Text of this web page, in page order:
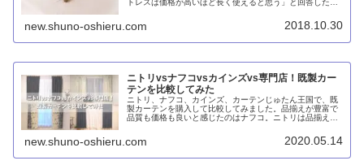
トレスは価格が高いほど長く使えると思う」と回答した人
new.shuno-oshieru.com 2018.10.30
ニトリvsナフコvsカインズvs専門店！既製カー
テンを比較してみた
ニトリ、ナフコ、カインズ、カーテンじゅたん王国で、既
製カーテンを購入して比較してみました。品揃えが豊富で
品質も価格も良いと感じたのはナフコ。ニトリは品揃えこ
王国は専門店の割りにイマイチ。もっとも最悪だったのは
カインズでした。
new.shuno-oshieru.com 2020.05.14